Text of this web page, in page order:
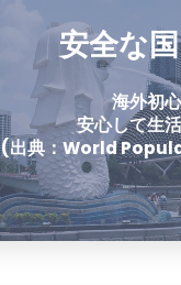
安全な
海外初
安心して生
(出典：World